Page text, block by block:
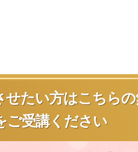
せたい方はこちら
ご受講ください